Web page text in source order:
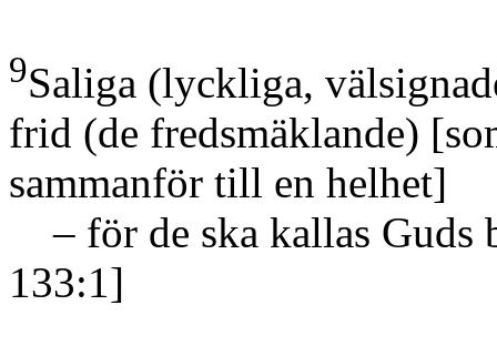
9Saliga (lyckliga,
frid (de fredsmäklande)
sammanför till en helhet]
– för de ska kallas Guds
133:1]